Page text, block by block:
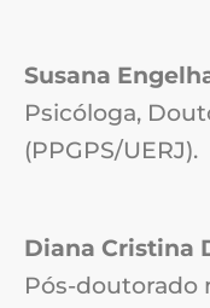
Susana
Psicóloga,
(PPGPS/UERJ).
Diana Cristina
Pós-doutorado